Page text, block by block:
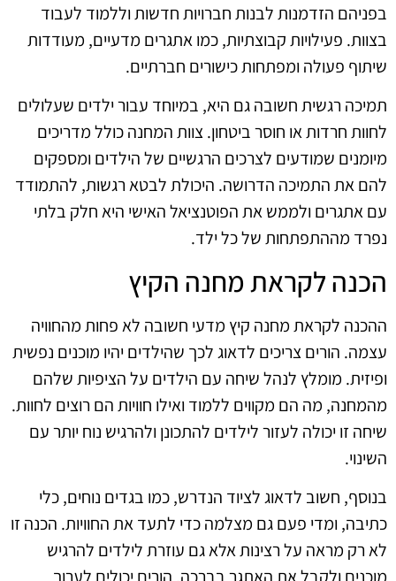
בפניהם הזדמנות לבנות חברויות חדשות וללמוד לעבוד
בצוות. פעילויות קבוצתיות, כמו אתגרים מדעיים, מעודדות
שיתוף פעולה ומפתחות כישורים חברתיים.
תמיכה רגשית חשובה גם היא, במיוחד עבור ילדים שעלולים
לחוות חרדות או חוסר ביטחון. צוות המחנה כולל מדריכים
מיומנים שמודעים לצרכים הרגשיים של הילדים ומספקים
להם את התמיכה הדרושה. היכולת לבטא רגשות, להתמודד
עם אתגרים ולממש את הפוטנציאל האישי היא חלק בלתי
נפרד מההתפתחות של כל ילד.
הכנה לקראת מחנה הקיץ
ההכנה לקראת מחנה קיץ מדעי חשובה לא פחות מהחוויה
עצמה. הורים צריכים לדאוג לכך שהילדים יהיו מוכנים נפשית
ופיזית. מומלץ לנהל שיחה עם הילדים על הציפיות שלהם
מהמחנה, מה הם מקווים ללמוד ואילו חוויות הם רוצים לחוות.
שיחה זו יכולה לעזור לילדים להתכונן ולהרגיש נוח יותר עם
השינוי.
בנוסף, חשוב לדאוג לציוד הנדרש, כמו בגדים נוחים, כלי
כתיבה, ומדי פעם גם מצלמה כדי לתעד את החוויות. הכנה זו
לא רק מראה על רצינות אלא גם עוזרת לילדים להרגיש